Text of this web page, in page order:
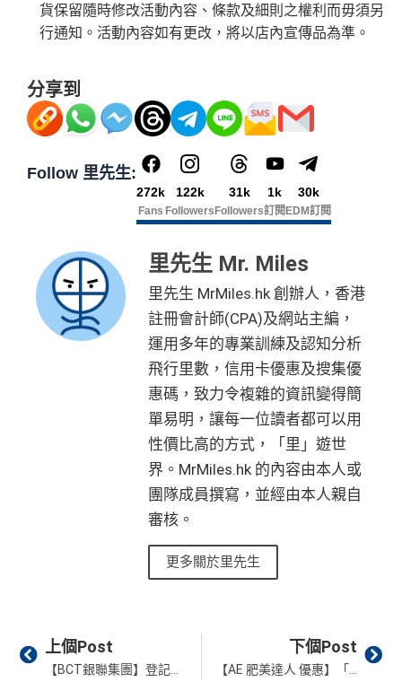
貨保留隨時修改活動內容、條款及細則之權利而毋須另
行通知。活動內容如有更改，將以店內宣傳品為準。
分享到
Follow 里先生:
272k
Fans
122k
Followers
31k
Followers
1k
訂閱
30k
EDM訂閱
里先生 Mr. Miles
里先生 MrMiles.hk 創辦人，香港
註冊會計師(CPA)及網站主編，
運用多年的專業訓練及認知分析
飛行里數，信用卡優惠及搜集優
惠碼，致力令複雜的資訊變得簡
單易明，讓每一位讀者都可以用
性價比高的方式，「里」遊世
界。MrMiles.hk 的內容由本人或
團隊成員撰寫，並經由本人親自
審核。
更多關於里先生
Prev
上個Post 下個Post